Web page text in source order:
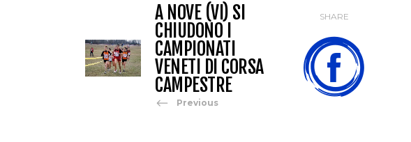
A NOVE (VI) SI
CHIUDONO I
CAMPIONATI
VENETI DI CORSA
CAMPESTRE
Previous
SHARE